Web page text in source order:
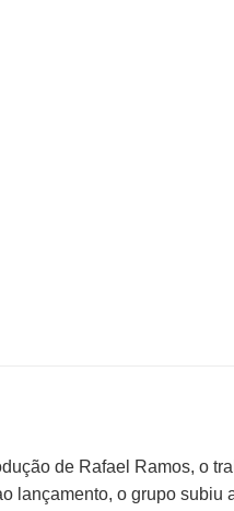
de Rafael Ramos, o
lançamento, o grupo subiu